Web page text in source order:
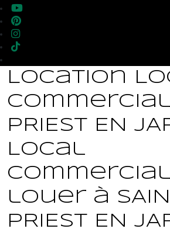
Location
commercial
PRIEST EN
Local
louer à
PRIEST EN